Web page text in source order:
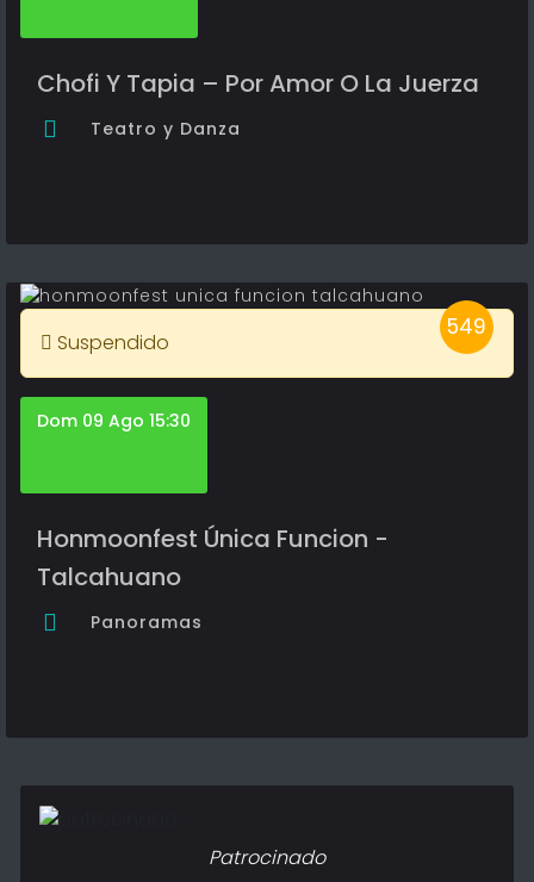
Chofi Y Tapia – Por Amor O La Juerza
Teatro y Danza
Suspendido
549
Dom 09 Ago 15:30
Honmoonfest Única Funcion -
Talcahuano
Panoramas
Patrocinado